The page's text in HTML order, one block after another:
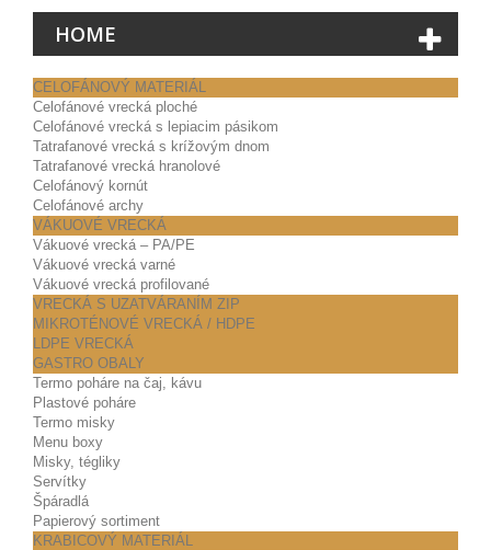
HOME
CELOFÁNOVÝ MATERIÁL
Celofánové vrecká ploché
Celofánové vrecká s lepiacim pásikom
Tatrafanové vrecká s krížovým dnom
Tatrafanové vrecká hranolové
Celofánový kornút
Celofánové archy
VÁKUOVÉ VRECKÁ
Vákuové vrecká – PA/PE
Vákuové vrecká varné
Vákuové vrecká profilované
VRECKÁ S UZATVÁRANÍM ZIP
MIKROTÉNOVÉ VRECKÁ / HDPE
LDPE VRECKÁ
GASTRO OBALY
Termo poháre na čaj, kávu
Plastové poháre
Termo misky
Menu boxy
Misky, tégliky
Servítky
Špáradlá
Papierový sortiment
KRABICOVÝ MATERIÁL